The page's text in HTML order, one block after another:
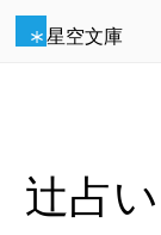
星空文庫
辻占い